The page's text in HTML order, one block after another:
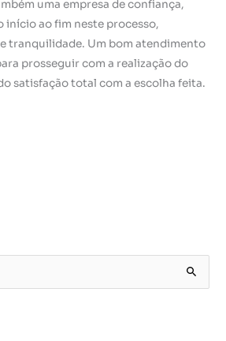
uma empresa de confiança,
início ao fim neste processo,
tranquilidade. Um bom atendimento
prosseguir com a realização do
satisfação total com a escolha feita.